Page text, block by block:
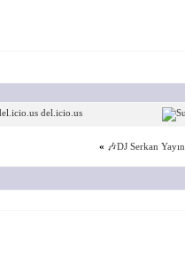
del.icio.us
« 🎶DJ Serkan